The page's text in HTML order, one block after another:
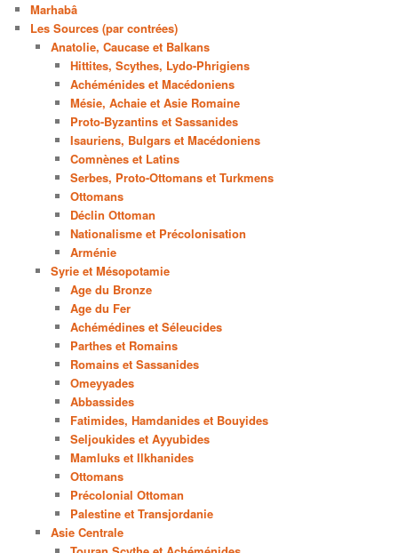
Marhabâ
Les Sources (par contrées)
Anatolie, Caucase et Balkans
Hittites, Scythes, Lydo-Phrigiens
Achéménides et Macédoniens
Mésie, Achaie et Asie Romaine
Proto-Byzantins et Sassanides
Isauriens, Bulgars et Macédoniens
Comnènes et Latins
Serbes, Proto-Ottomans et Turkmens
Ottomans
Déclin Ottoman
Nationalisme et Précolonisation
Arménie
Syrie et Mésopotamie
Age du Bronze
Age du Fer
Achémédines et Séleucides
Parthes et Romains
Romains et Sassanides
Omeyyades
Abbassides
Fatimides, Hamdanides et Bouyides
Seljoukides et Ayyubides
Mamluks et Ilkhanides
Ottomans
Précolonial Ottoman
Palestine et Transjordanie
Asie Centrale